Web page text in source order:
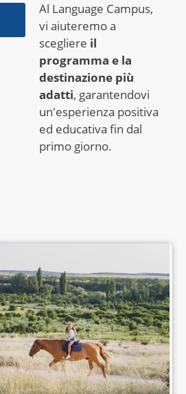
Al Language Campus,
vi aiuteremo a
scegliere il
programma e la
destinazione più
adatti, garantendovi
un'esperienza positiva
ed educativa fin dal
primo giorno.